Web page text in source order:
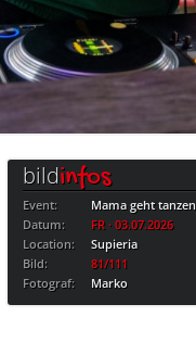
bildinfos
Event:
Mama geht tanzen
Datum:
FR · 03.07.2026
Location:
Supieria
Bild:
81/111
Fotograf:
Marko